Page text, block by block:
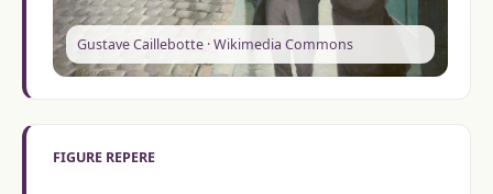
Gustave Caillebotte · Wikimedia Commons
FIGURE REPERE